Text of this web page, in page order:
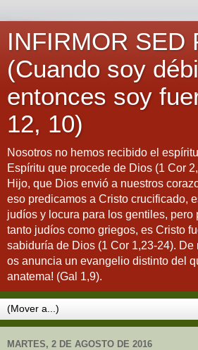
INFIRMOR SED
(Cuando soy
entonces soy
12, 10)
Nosotros no hemos recibido el
Espíritu que procede de Dios (1 Cor
Hijo, que Dios envió a nuestros
eso predicamos a Cristo crucificado,
judíos y locura para los gentiles, pero
tanto judíos como griegos, es Cristo
sabiduría de Dios (1 Cor 1,23-24). De
os anuncia un evangelio distinto del
anatema! (Gal 1,9).
MARTES, 2 DE AGOSTO DE 2016